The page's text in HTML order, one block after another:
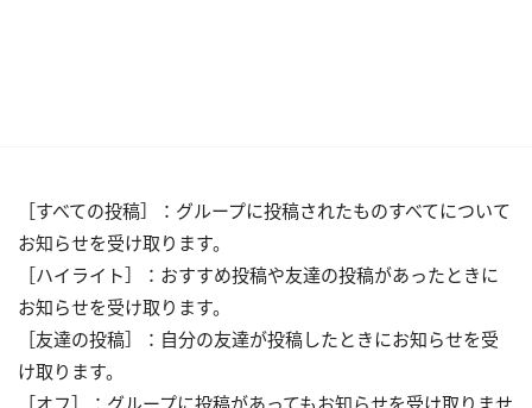
［すべての投稿］：グループに投稿されたものすべてについて
お知らせを受け取ります。
［ハイライト］：おすすめ投稿や友達の投稿があったときに
お知らせを受け取ります。
［友達の投稿］：自分の友達が投稿したときにお知らせを受
け取ります。
［オフ］：グループに投稿があってもお知らせを受け取りませ